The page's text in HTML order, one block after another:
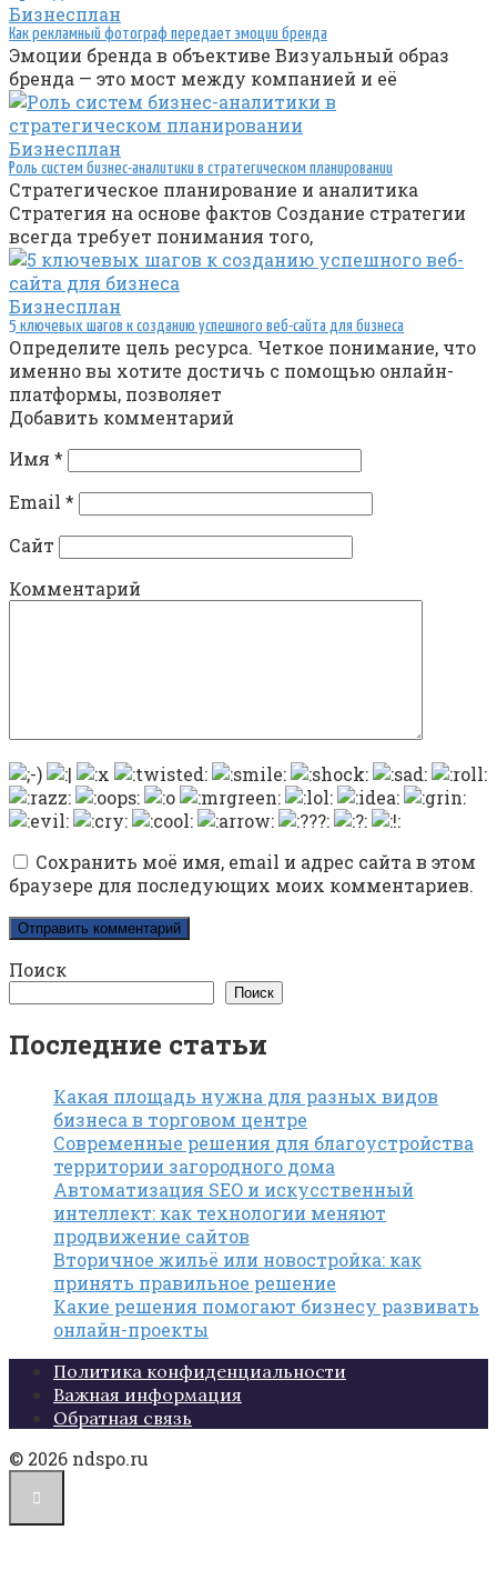
Бизнесплан
Как рекламный фотограф передает эмоции бренда
Эмоции бренда в объективе Визуальный образ
бренда — это мост между компанией и её
Бизнесплан
Роль систем бизнес-аналитики в стратегическом планировании
Стратегическое планирование и аналитика
Стратегия на основе фактов Создание стратегии
всегда требует понимания того,
Бизнесплан
5 ключевых шагов к созданию успешного веб-сайта для бизнеса
Определите цель ресурса. Четкое понимание, что
именно вы хотите достичь с помощью онлайн-
платформы, позволяет
Добавить комментарий
Имя *
Email *
Сайт
Комментарий
Сохранить моё имя, email и адрес сайта в этом
браузере для последующих моих комментариев.
Поиск
Поиск
Последние статьи
Какая площадь нужна для разных видов
бизнеса в торговом центре
Современные решения для благоустройства
территории загородного дома
Автоматизация SEO и искусственный
интеллект: как технологии меняют
продвижение сайтов
Вторичное жильё или новостройка: как
принять правильное решение
Какие решения помогают бизнесу развивать
онлайн-проекты
Политика конфиденциальности
Важная информация
Обратная связь
© 2026 ndspo.ru